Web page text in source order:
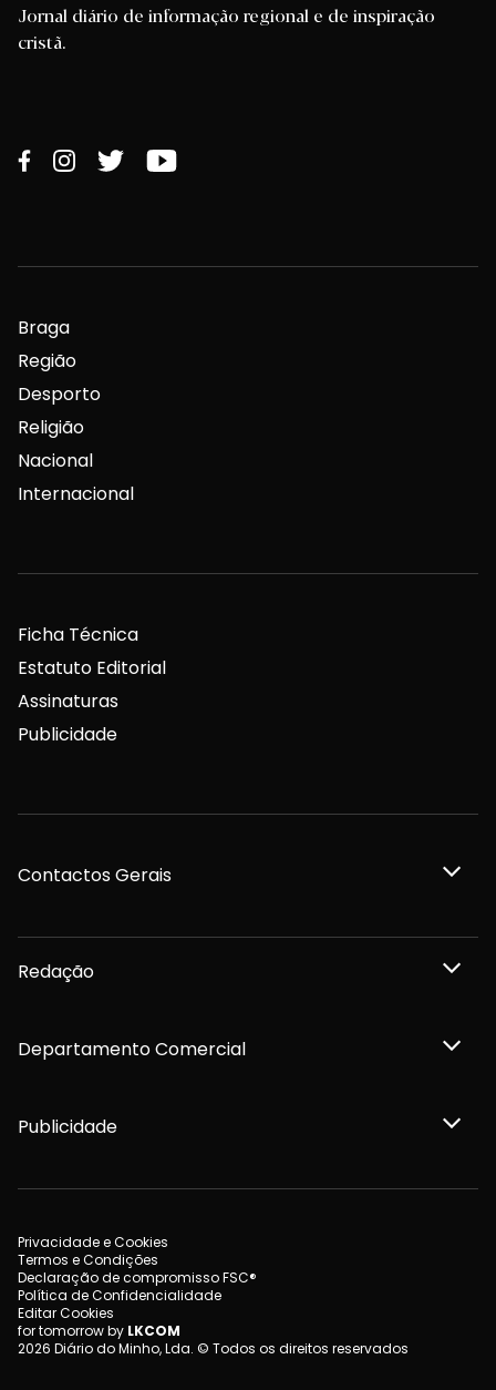
Jornal diário de informação regional e de inspiração
cristã.
Braga
Região
Desporto
Religião
Nacional
Internacional
Ficha Técnica
Estatuto Editorial
Assinaturas
Publicidade
Contactos Gerais
Redação
Departamento Comercial
Publicidade
Privacidade e Cookies
Termos e Condições
Declaração de compromisso FSC®
Política de Confidencialidade
Editar Cookies
for tomorrow by LKCOM
2026 Diário do Minho, Lda. © Todos os direitos reservados